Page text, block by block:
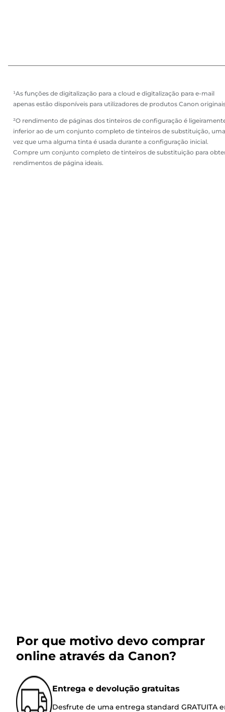
¹As funções de digitalização para a cloud e digitalização para e-mail
apenas estão disponíveis para utilizadores de produtos Canon
²O rendimento de páginas dos tinteiros de configuração é
inferior ao de um conjunto completo de tinteiros de substituição, uma
vez que uma alguma tinta é usada durante a configuração inicial.
Compre um conjunto completo de tinteiros de substituição para
rendimentos de página ideais.
Por que motivo devo comprar
online através da Canon?
Entrega e devolução gratuitas
Desfrute de uma entrega standard GRATUITA